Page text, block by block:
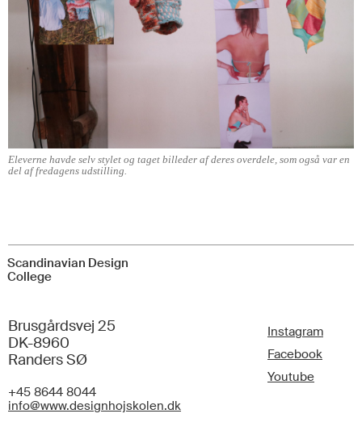
Eleverne havde selv stylet og taget billeder af deres overdele, som også var en
del af fredagens udstilling.
Scandinavian Design
College
Brusgårdsvej 25
DK-8960
Randers SØ
+45 8644 8044
info@www.designhojskolen.dk
Instagram
Facebook
Youtube